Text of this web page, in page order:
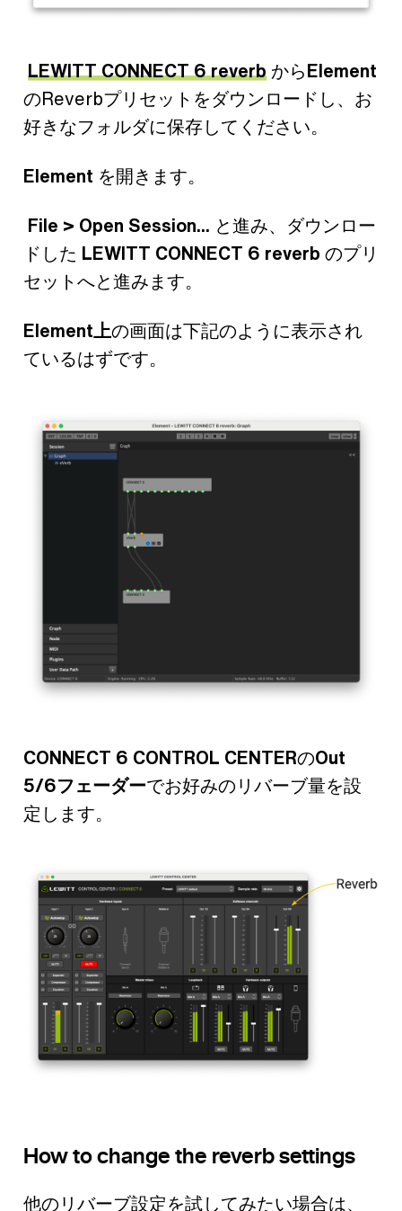
LEWITT CONNECT 6 reverb からElement
のReverbプリセットをダウンロードし、お
好きなフォルダに保存してください。
Element を開きます。
File > Open Session... と進み、ダウンロー
ドした LEWITT CONNECT 6 reverb のプリ
セットへと進みます。
Element上の画面は下記のように表示され
ているはずです。
CONNECT 6 CONTROL CENTERのOut
5/6フェーダーでお好みのリバーブ量を設
定します。
How to change the reverb settings
他のリバーブ設定を試してみたい場合は、